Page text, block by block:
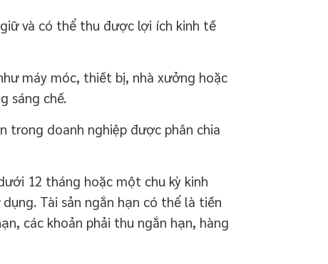
và có thể thu được lợi ích kinh tế
máy móc, thiết bị, nhà xưởng hoặc
sáng chế.
doanh nghiệp được phân chia
12 tháng hoặc một chu kỳ kinh
Tài sản ngắn hạn có thể là tiền
các khoản phải thu ngắn hạn, hàng